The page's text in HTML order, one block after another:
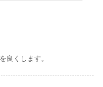
良くします。